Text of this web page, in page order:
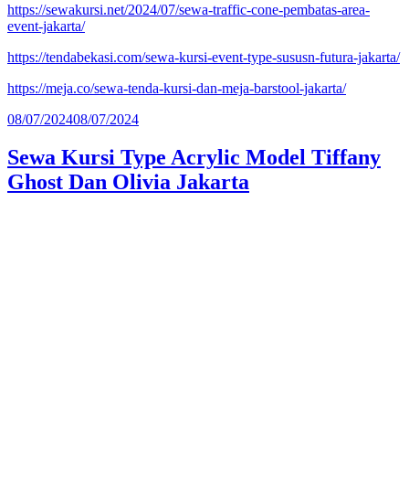
https://sewakursi.net/2024/07/sewa-traffic-cone-pembatas-area-
event-jakarta/
https://tendabekasi.com/sewa-kursi-event-type-sususn-futura-jakarta/
https://meja.co/sewa-tenda-kursi-dan-meja-barstool-jakarta/
Diposkan
08/07/202408/07/2024
Sewa Kursi Type Acrylic Model Tiffany
Ghost Dan Olivia Jakarta